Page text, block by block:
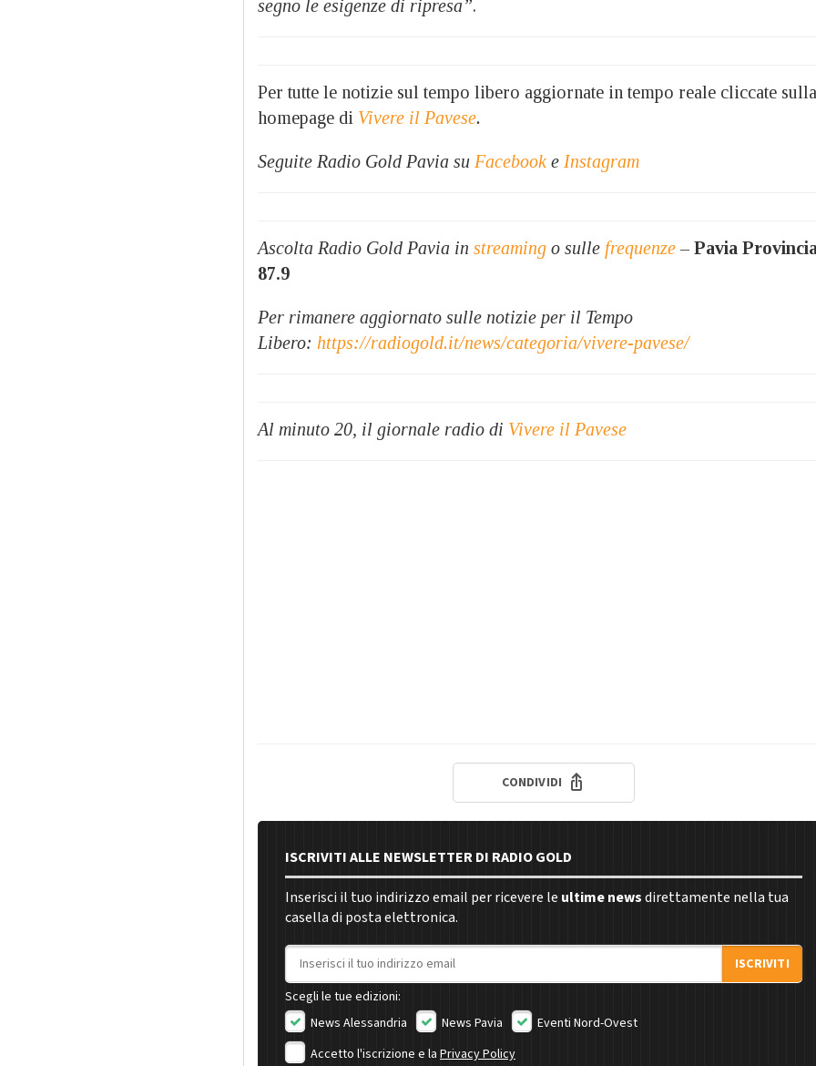
segno le esigenze di ripresa”.
Per tutte le notizie sul tempo libero aggiornate in tempo reale cliccate sulla
homepage di Vivere il Pavese.
Seguite Radio Gold Pavia su Facebook e Instagram
Ascolta Radio Gold Pavia in streaming o sulle frequenze– Pavia
87.9
Per rimanere aggiornato sulle notizie per il Tempo
Libero: https://radiogold.it/news/categoria/vivere-pavese/
Al minuto 20, il giornale radio di Vivere il Pavese
CONDIVIDI
ISCRIVITI ALLE NEWSLETTER DI RADIO GOLD
Inserisci il tuo indirizzo email per ricevere le ultime newsdirettamente nella tua
casella di posta elettronica.
Indirizzo email
ISCRIVITI
Scegli le tue edizioni:
News Alessandria
News Pavia
Eventi Nord-Ovest
Accetto l'iscrizione e la Privacy Policy